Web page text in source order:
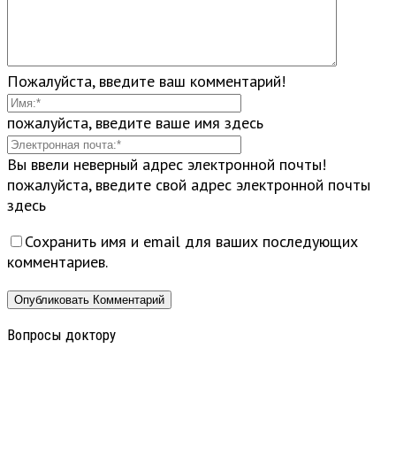
Пожалуйста, введите ваш комментарий!
пожалуйста, введите ваше имя здесь
Вы ввели неверный адрес электронной почты!
пожалуйста, введите свой адрес электронной почты
здесь
Сохранить имя и email для ваших последующих
комментариев.
Вопросы доктору